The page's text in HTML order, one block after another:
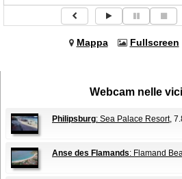
Mappa Fullscreen
Webcam nelle
Philipsburg: Sea Palace Resort,
Anse des Flamands: Flamand